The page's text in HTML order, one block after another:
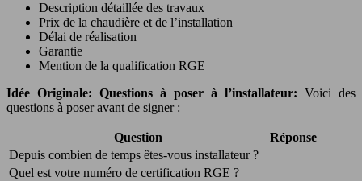
Description détaillée des travaux
Prix de la chaudière et de l’installation
Délai de réalisation
Garantie
Mention de la qualification RGE
Idée Originale: Questions à poser à l’installateur: Voici des
questions à poser avant de signer :
Question
Réponse
Depuis combien de temps êtes-vous installateur ?
Quel est votre numéro de certification RGE ?